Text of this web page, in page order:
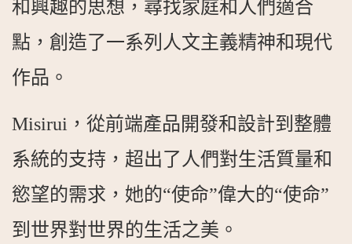
和興趣的思想，尋找家庭和人們適合
點，創造了一系列人文主義精神和現代
作品。
Misirui，從前端產品開發和設計到整體
系統的支持，超出了人們對生活質量和
慾望的需求，她的“使命”偉大的“使命”
到世界對世界的生活之美。